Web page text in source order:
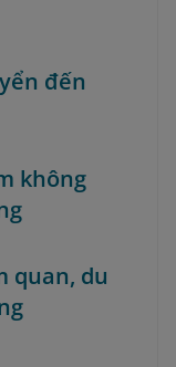
đến
không
quan, du